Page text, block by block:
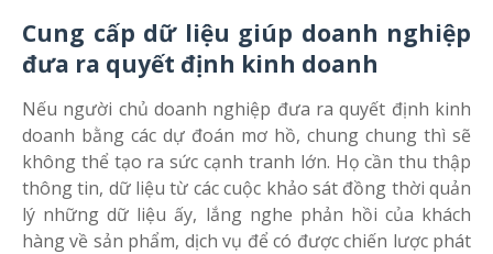
Cung cấp dữ liệu giúp doanh nghiệp
đưa ra quyết định kinh doanh
Nếu người chủ doanh nghiệp đưa ra quyết định kinh
doanh bằng các dự đoán mơ hồ, chung chung thì sẽ
không thể tạo ra sức cạnh tranh lớn. Họ cần thu thập
thông tin, dữ liệu từ các cuộc khảo sát đồng thời quản
lý những dữ liệu ấy, lắng nghe phản hồi của khách
hàng về sản phẩm, dịch vụ để có được chiến lược phát